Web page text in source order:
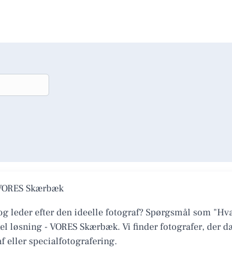
Skærbæk
leder efter den ideelle fotograf? Spørgsmål som
løsning - VORES Skærbæk. Vi finder fotografer, der
eller specialfotografering.